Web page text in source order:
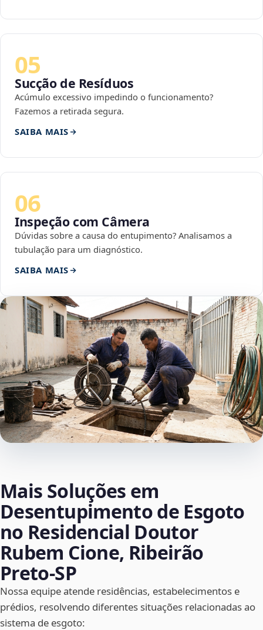
05
Sucção de Resíduos
Acúmulo excessivo impedindo o funcionamento?
Fazemos a retirada segura.
SAIBA MAIS
06
Inspeção com Câmera
Dúvidas sobre a causa do entupimento? Analisamos a
tubulação para um diagnóstico.
SAIBA MAIS
Mais Soluções em
Desentupimento de Esgoto
no Residencial Doutor
Rubem Cione, Ribeirão
Preto‑SP
Nossa equipe atende residências, estabelecimentos e
prédios, resolvendo diferentes situações relacionadas ao
sistema de esgoto: